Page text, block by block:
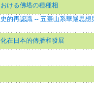
ける佛塔の種種相
的再認識 -- 五臺山系華嚴思想
在日本的傳播和發展